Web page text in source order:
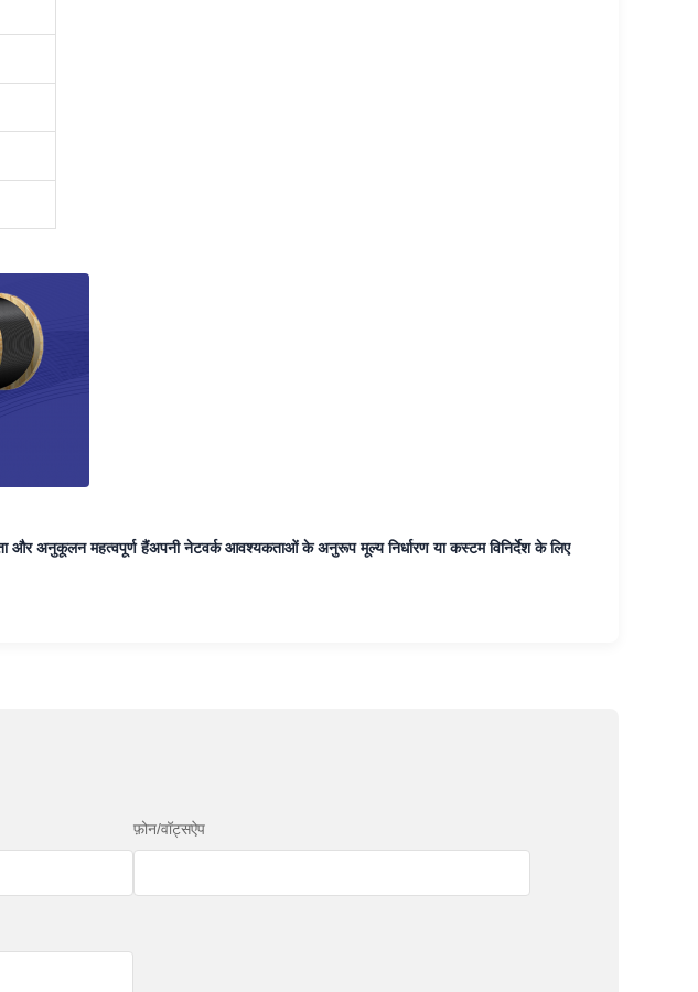
और अनुकूलन महत्वपूर्ण हैंअपनी नेटवर्क आवश्यकताओं के अनुरूप मूल्य निर्धारण या कस्टम विनिर्देश के लिए
फ़ोन/वॉट्सऐप